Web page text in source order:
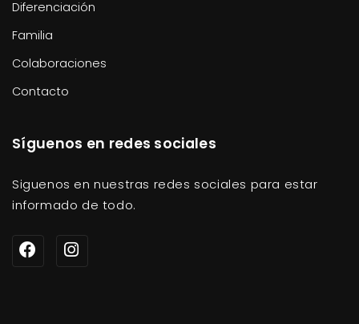
Diferenciación
Familia
Colaboraciones
Contacto
Síguenos en redes sociales
Siguenos en nuestras redes sociales para estar
informado de todo.